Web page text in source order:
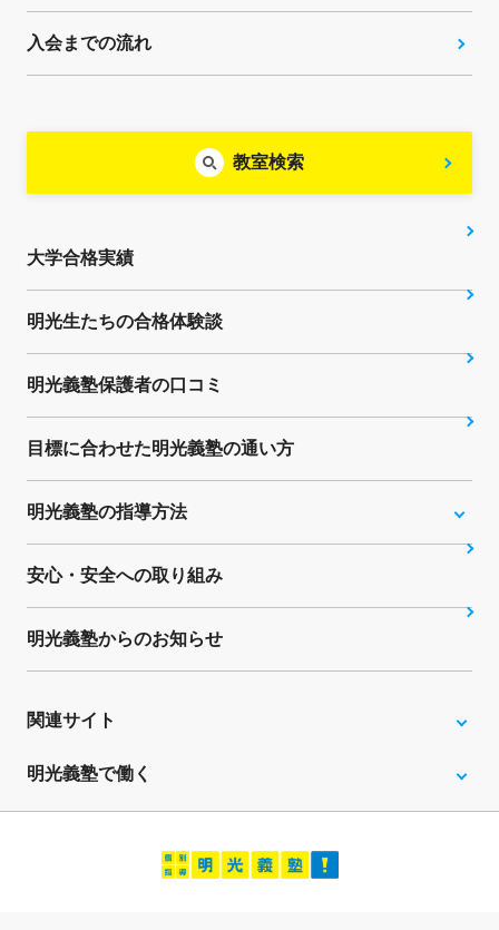
入会までの流れ
教室検索
大学合格実績
明光生たちの合格体験談
明光義塾保護者の口コミ
目標に合わせた明光義塾の通い方
明光義塾の指導方法
安心・安全への取り組み
明光義塾からのお知らせ
関連サイト
明光義塾で働く